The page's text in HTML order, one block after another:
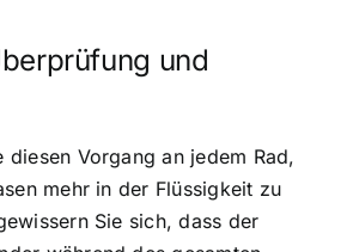
und
diesen Vorgang an jedem Rad,
mehr in der Flüssigkeit zu
Sie sich, dass der